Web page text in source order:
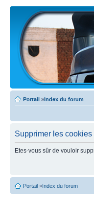
Portail »Index du forum
Supprimer les cookies
Etes-vous sûr de vouloir
Portail »Index du forum